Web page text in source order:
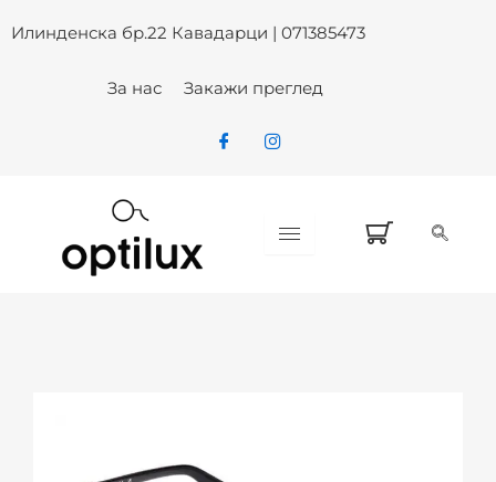
toИлинденска бр.22 Кавадарци | 071385473
За нас Закажи преглед